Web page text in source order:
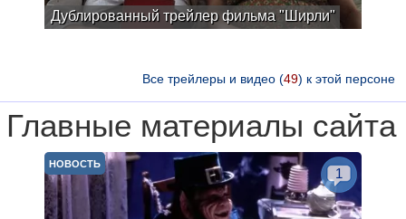
Дублированный трейлер фильма "Ширли"
Все трейлеры и видео (49) к этой персоне
Главные материалы сайта
НОВОСТЬ
1